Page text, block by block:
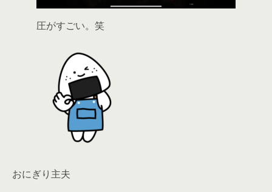
圧がすごい。笑
おにぎり主夫